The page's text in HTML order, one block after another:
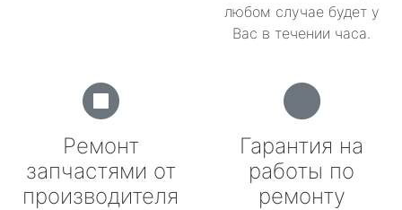
любом случае будет у
Вас в течении часа.
Ремонт
запчастями от
производителя
Гарантия на
работы по
ремонту